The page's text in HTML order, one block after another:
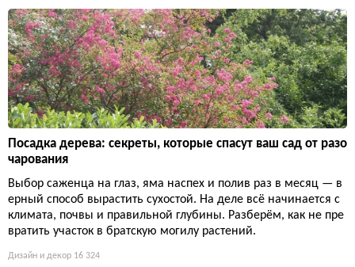
Посадка дерева: секреты, которые спасут ваш сад от разо
чарования
Выбор саженца на глаз, яма наспех и полив раз в месяц — в
ерный способ вырастить сухостой. На деле всё начинается с
климата, почвы и правильной глубины. Разберём, как не пре
вратить участок в братскую могилу растений.
Дизайн и декор 16 324